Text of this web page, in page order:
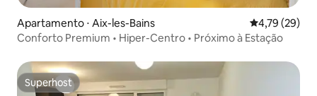
Apartamento ⋅ Aix-les-Bains 4,79 de uma
4,79 (29)
Conforto Premium • Hiper-Centro • Próximo à Estação
Superhost
Superhost